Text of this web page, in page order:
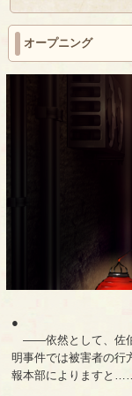
オープニング
●
――依然として、佐伯
明事件では被害者の行
報本部によりますと